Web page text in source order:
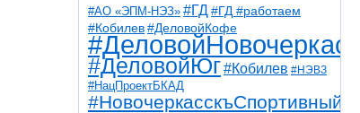
#АО «ЭПМ-НЭЗ» #ГД #ГД #работаем
#Кобилев #ДеловойКофе
#ДеловойНовочеркасск
#ДеловойЮг#Кобилев #НЭВЗ
#НацПроектБКАД
#НовочеркасскъСпортивный